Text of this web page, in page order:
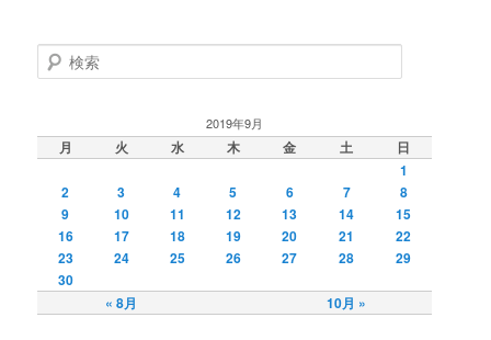
検
索
2019年9月
月 火 水 木 金 土 日
« 8月 10月 »
1
2
3 4 5 6 7
8
9
10 11 12 13 14
15
16
17 18 19 20 21
22
23
24 25 26 27 28
29
30